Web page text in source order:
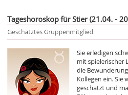
Tageshoroskop für Stier (21.04. -
Geschätztes Gruppenmitglied
Sie erledigen
mit spielerischer
die
Kollegen ein. Sie
geschätzt und